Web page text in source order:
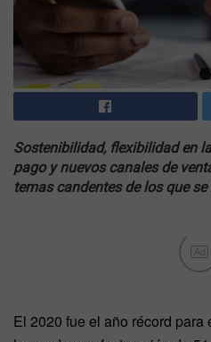
Sostenibilidad, flexibilidad en
pago y nuevos canales de
temas candentes de los que
Ad
El 2020 fue el año récord